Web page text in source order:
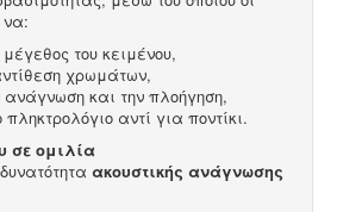
να:
του κειμένου,
χρωμάτων,
ανάγνωση και την πλοήγηση,
πληκτρολόγιο αντί για ποντίκι.
σε ομιλία
ακουστικής ανάγνωσης